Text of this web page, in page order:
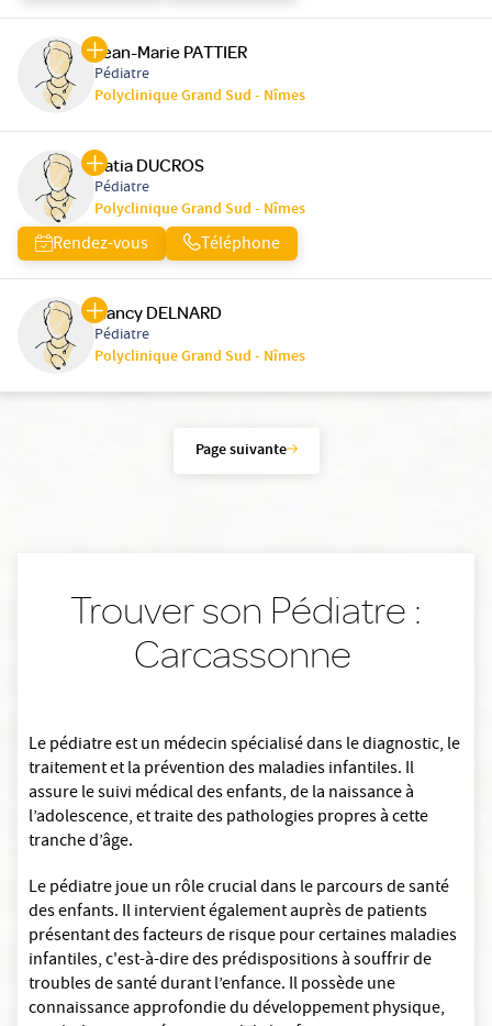
Jean-Marie PATTIER
Pédiatre
Polyclinique Grand Sud - Nîmes
Katia DUCROS
Pédiatre
Polyclinique Grand Sud - Nîmes
Rendez-vous Téléphone
Nancy DELNARD
Pédiatre
Polyclinique Grand Sud - Nîmes
Page suivante
Trouver son Pédiatre :
Carcassonne
Le pédiatre est un médecin spécialisé dans le diagnostic, le
traitement et la prévention des maladies infantiles. Il
assure le suivi médical des enfants, de la naissance à
l’adolescence, et traite des pathologies propres à cette
tranche d’âge.
Le pédiatre joue un rôle crucial dans le parcours de santé
des enfants. Il intervient également auprès de patients
présentant des facteurs de risque pour certaines maladies
infantiles, c'est-à-dire des prédispositions à souffrir de
troubles de santé durant l’enfance. Il possède une
connaissance approfondie du développement physique,